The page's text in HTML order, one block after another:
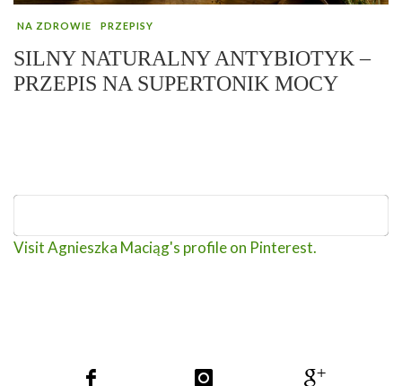
NA ZDROWIE PRZEPISY
SILNY NATURALNY ANTYBIOTYK –
PRZEPIS NA SUPERTONIK MOCY
Visit Agnieszka Maciąg's profile on Pinterest.